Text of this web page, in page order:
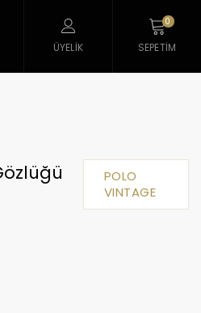
ÜYELIK
0
SEPETIM
POLO
VINTAGE